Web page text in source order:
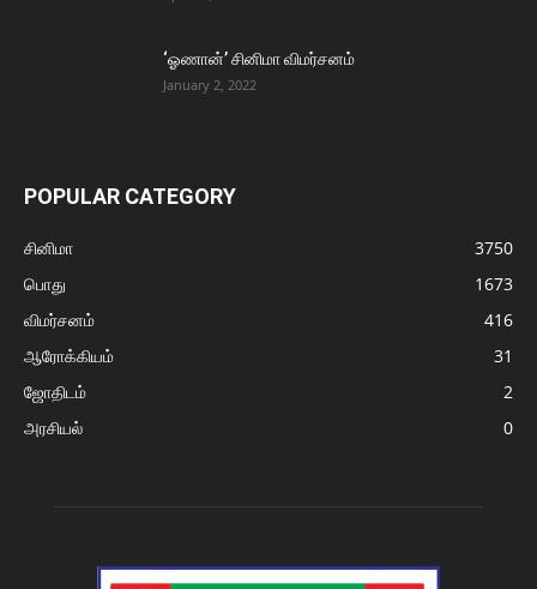
‘ஓணான்’ சினிமா விமர்சனம்
January 2, 2022
POPULAR CATEGORY
சினிமா
3750
பொது
1673
விமர்சனம்
416
ஆரோக்கியம்
31
ஜோதிடம்
2
அரசியல்
0